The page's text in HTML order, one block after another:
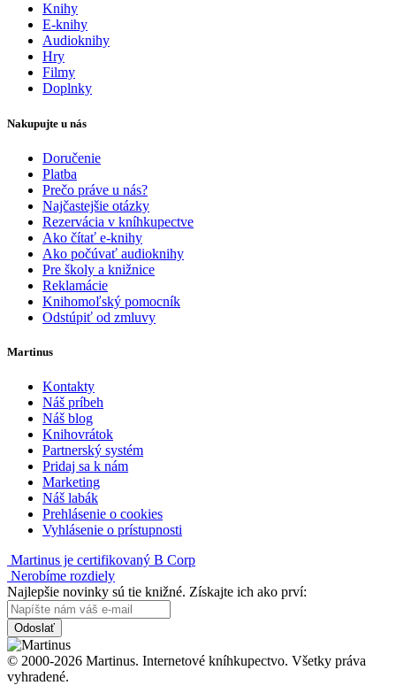
Knihy
E-knihy
Audioknihy
Hry
Filmy
Doplnky
Nakupujte u nás
Doručenie
Platba
Prečo práve u nás?
Najčastejšie otázky
Rezervácia v kníhkupectve
Ako čítať e-knihy
Ako počúvať audioknihy
Pre školy a knižnice
Reklamácie
Knihomoľský pomocník
Odstúpiť od zmluvy
Martinus
Kontakty
Náš príbeh
Náš blog
Knihovrátok
Partnerský systém
Pridaj sa k nám
Marketing
Náš labák
Prehlásenie o cookies
Vyhlásenie o prístupnosti
Martinus je certifikovaný B Corp
Nerobíme rozdiely
Najlepšie novinky sú tie knižné. Získajte ich ako prví:
Odoslať
© 2000-2026 Martinus. Internetové kníhkupectvo. Všetky práva
vyhradené.